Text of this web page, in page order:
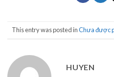
This entry was posted inChưa được
HUYEN